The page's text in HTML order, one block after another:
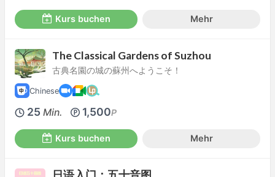
Kurs buchen Mehr
The Classical Gardens of Suzhou
古典名園の城の蘇州へようこそ！
Chinese
25 Min. 1,500P
Kurs buchen Mehr